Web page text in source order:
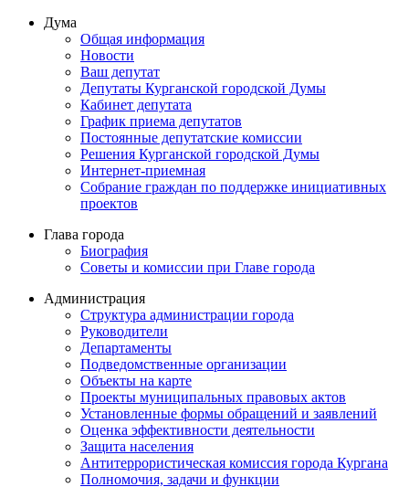
Дума
Общая информация
Новости
Ваш депутат
Депутаты Курганской городской Думы
Кабинет депутата
График приема депутатов
Постоянные депутатские комиссии
Решения Курганской городской Думы
Интернет-приемная
Собрание граждан по поддержке инициативных
проектов
Глава города
Биография
Советы и комиссии при Главе города
Администрация
Структура администрации города
Руководители
Департаменты
Подведомственные организации
Объекты на карте
Проекты муниципальных правовых актов
Установленные формы обращений и заявлений
Оценка эффективности деятельности
Защита населения
Антитеррористическая комиссия города Кургана
Полномочия, задачи и функции